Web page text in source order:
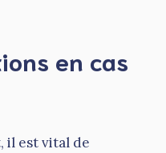
en cas
il est vital de